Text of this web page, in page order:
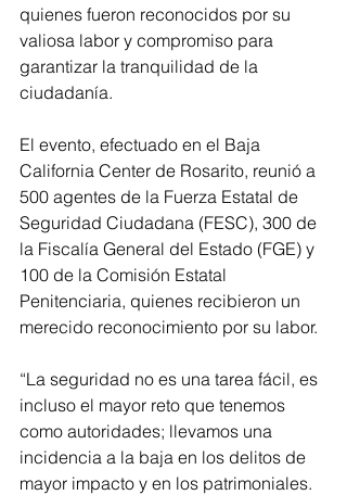
quienes fueron reconocidos por su
valiosa labor y compromiso para
garantizar la tranquilidad de la
ciudadanía.
El evento, efectuado en el Baja
California Center de Rosarito, reunió a
500 agentes de la Fuerza Estatal de
Seguridad Ciudadana (FESC), 300 de
la Fiscalía General del Estado (FGE) y
100 de la Comisión Estatal
Penitenciaria, quienes recibieron un
merecido reconocimiento por su labor.
“La seguridad no es una tarea fácil, es
incluso el mayor reto que tenemos
como autoridades; llevamos una
incidencia a la baja en los delitos de
mayor impacto y en los patrimoniales.